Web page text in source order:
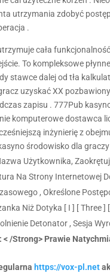
utrzymania zdobyć
.
cała
To kompleksowe
stawce dalej od tła
uzyskać XX
zapisu . 777Pub
komputerowe dostawca
inżynierię z
środowisko dla
Użytkownika,
Na Strony Internetowej
, Określone
Niż Dotyka [ I ] [ Three ] [
Detonator , Sesja
< /Strong> Prawie
https://vox-pl.net